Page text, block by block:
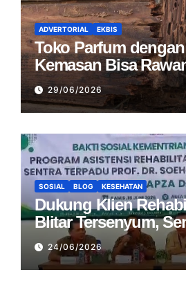
ADVERTORIAL EKBIS
Toko Parfum
Kemasan Bisa
Area Penyimpanan
29/06/2026
SOSIAL BLOG KESEHATAN
Dukung Klien
Blitar Tersenyum,
Soeharso Salurkan
24/06/2026